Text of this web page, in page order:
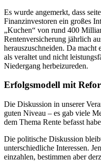
Es wurde angemerkt, dass
Finanzinvestoren ein großes
„Kuchen“ von rund 400
Rentenversicherung jährlich
herauszuschneiden. Da macht
als veraltet und nicht
Niedergang herbeizureden.
Erfolgsmodell mit
Die Diskussion in unserer
guten Niveau – es gab viele
dem Thema Rente befasst
Die politische Diskussion
unterschiedliche Interessen.
einzahlen, bestimmen aber